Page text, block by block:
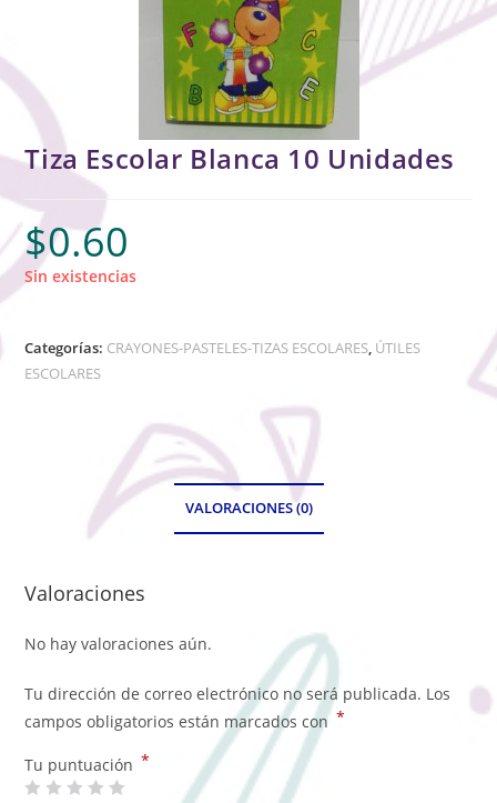
Tiza Escolar Blanca 10 Unidades
$0.60
Sin existencias
Categorías: CRAYONES-PASTELES-TIZAS ESCOLARES, ÚTILES
ESCOLARES
VALORACIONES (0)
Valoraciones
No hay valoraciones aún.
Tu dirección de correo electrónico no será publicada. Los
campos obligatorios están marcados con *
Tu puntuación *